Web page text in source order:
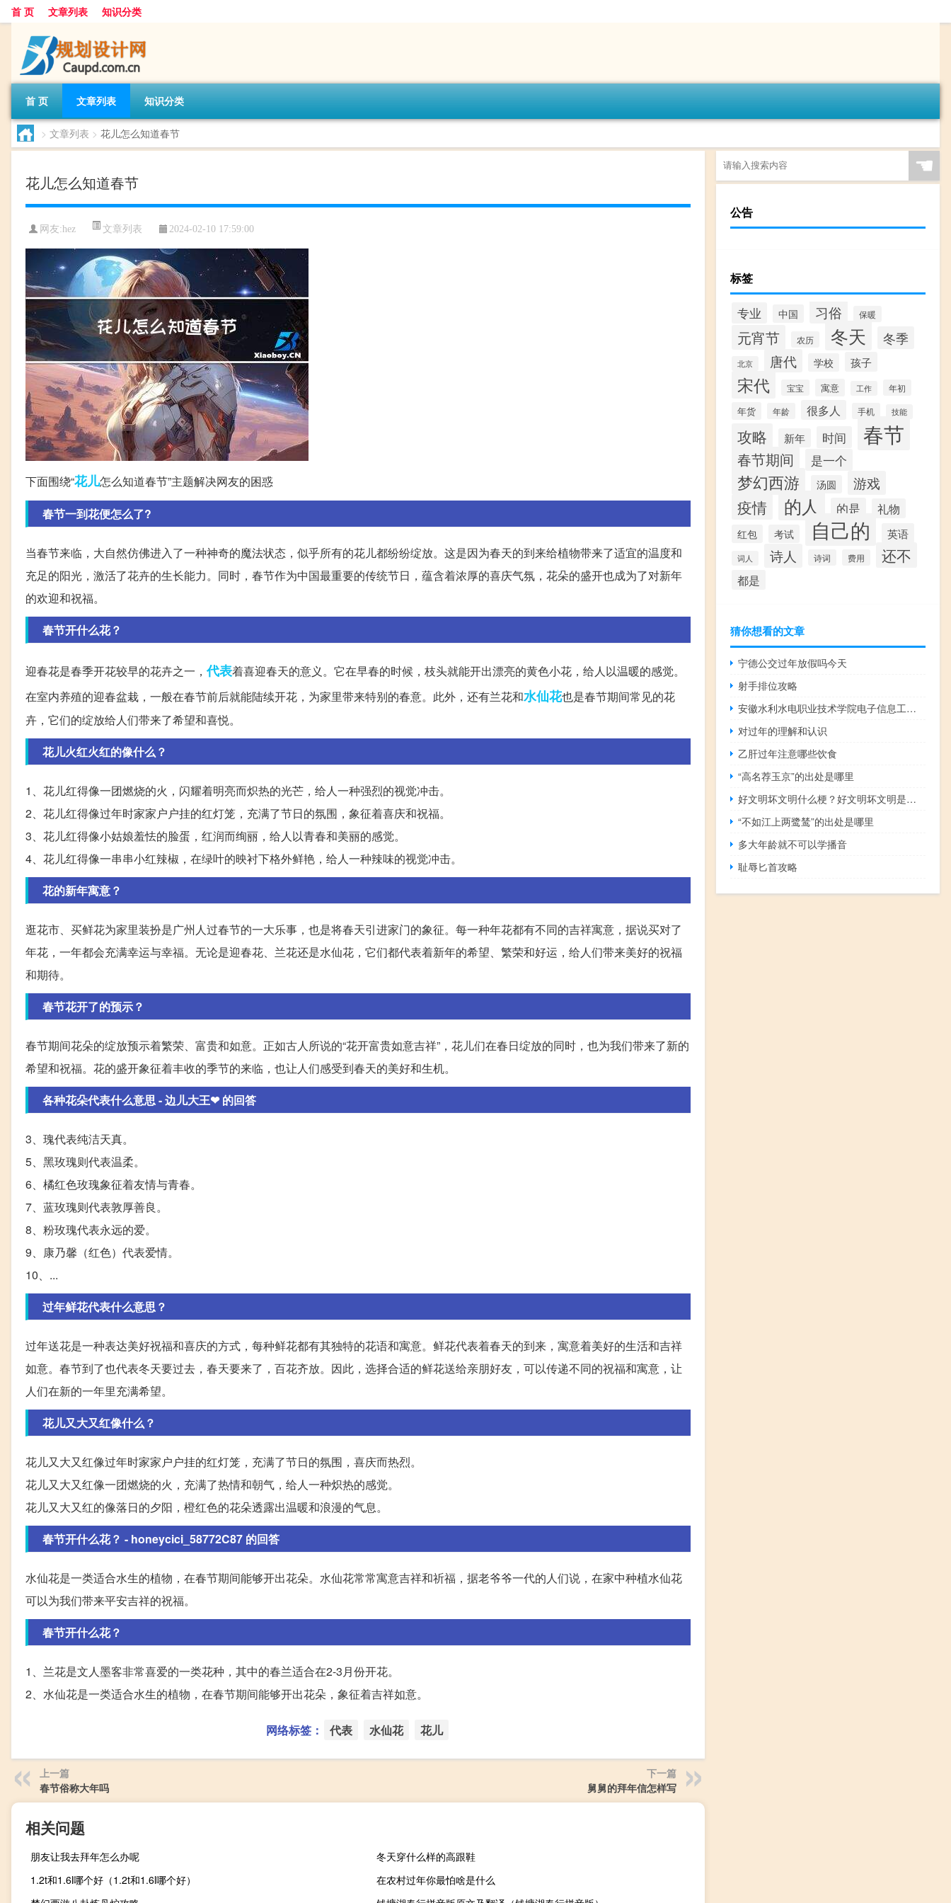
首 页 文章列表 知识分类
首 页 文章列表 知识分类
> 文章列表 > 花儿怎么知道春节
花儿怎么知道春节
网友:hez 文章列表 2024-02-10 17:59:00
下面围绕“花儿怎么知道春节”主题解决网友的困惑
春节一到花便怎么了?
当春节来临，大自然仿佛进入了一种神奇的魔法状态，似乎所有的花儿都纷纷绽放。这是因为春天的到来给植物带来了适宜的温度和
充足的阳光，激活了花卉的生长能力。同时，春节作为中国最重要的传统节日，蕴含着浓厚的喜庆气氛，花朵的盛开也成为了对新年
的欢迎和祝福。
春节开什么花？
迎春花是春季开花较早的花卉之一，代表着喜迎春天的意义。它在早春的时候，枝头就能开出漂亮的黄色小花，给人以温暖的感觉。
在室内养殖的迎春盆栽，一般在春节前后就能陆续开花，为家里带来特别的春意。此外，还有兰花和水仙花也是春节期间常见的花
卉，它们的绽放给人们带来了希望和喜悦。
花儿火红火红的像什么？
1、花儿红得像一团燃烧的火，闪耀着明亮而炽热的光芒，给人一种强烈的视觉冲击。
2、花儿红得像过年时家家户户挂的红灯笼，充满了节日的氛围，象征着喜庆和祝福。
3、花儿红得像小姑娘羞怯的脸蛋，红润而绚丽，给人以青春和美丽的感觉。
4、花儿红得像一串串小红辣椒，在绿叶的映衬下格外鲜艳，给人一种辣味的视觉冲击。
花的新年寓意？
逛花市、买鲜花为家里装扮是广州人过春节的一大乐事，也是将春天引进家门的象征。每一种年花都有不同的吉祥寓意，据说买对了
年花，一年都会充满幸运与幸福。无论是迎春花、兰花还是水仙花，它们都代表着新年的希望、繁荣和好运，给人们带来美好的祝福
和期待。
春节花开了的预示？
春节期间花朵的绽放预示着繁荣、富贵和如意。正如古人所说的“花开富贵如意吉祥”，花儿们在春日绽放的同时，也为我们带来了新的
希望和祝福。花的盛开象征着丰收的季节的来临，也让人们感受到春天的美好和生机。
各种花朵代表什么意思 - 边儿大王❤ 的回答
3、瑰代表纯洁天真。
5、黑玫瑰则代表温柔。
6、橘红色玫瑰象征着友情与青春。
7、蓝玫瑰则代表敦厚善良。
8、粉玫瑰代表永远的爱。
9、康乃馨（红色）代表爱情。
10、...
过年鲜花代表什么意思？
过年送花是一种表达美好祝福和喜庆的方式，每种鲜花都有其独特的花语和寓意。鲜花代表着春天的到来，寓意着美好的生活和吉祥
如意。春节到了也代表冬天要过去，春天要来了，百花齐放。因此，选择合适的鲜花送给亲朋好友，可以传递不同的祝福和寓意，让
人们在新的一年里充满希望。
花儿又大又红像什么？
花儿又大又红像过年时家家户户挂的红灯笼，充满了节日的氛围，喜庆而热烈。
花儿又大又红像一团燃烧的火，充满了热情和朝气，给人一种炽热的感觉。
花儿又大又红的像落日的夕阳，橙红色的花朵透露出温暖和浪漫的气息。
春节开什么花？ - honeycici_58772C87 的回答
水仙花是一类适合水生的植物，在春节期间能够开出花朵。水仙花常常寓意吉祥和祈福，据老爷爷一代的人们说，在家中种植水仙花
可以为我们带来平安吉祥的祝福。
春节开什么花？
1、兰花是文人墨客非常喜爱的一类花种，其中的春兰适合在2-3月份开花。
2、水仙花是一类适合水生的植物，在春节期间能够开出花朵，象征着吉祥如意。
网络标签： 代表 水仙花 花儿
上一篇
春节俗称大年吗
下一篇
舅舅的拜年信怎样写
相关问题
朋友让我去拜年怎么办呢
冬天穿什么样的高跟鞋
1.2t和1.6l哪个好（1.2t和1.6l哪个好）
在农村过年你最怕啥是什么
☚
公告
标签
专业 中国 习俗 保暖
元宵节 农历 冬天 冬季
北京 唐代 学校 孩子
宋代 宝宝 寓意 工作 年初
年货 年龄 很多人 手机 技能
攻略 新年 时间 春节
春节期间 是一个
梦幻西游 汤圆 游戏
疫情 的人 的是 礼物
红包 考试 自己的 英语
词人 诗人 诗词 费用 还不
都是
猜你想看的文章
宁德公交过年放假吗今天
射手排位攻略
安徽水利水电职业技术学院电子信息工程系(关于安徽水利水电职业技术学院电子信息工程系简述)
对过年的理解和认识
乙肝过年注意哪些饮食
“高名荐玉京”的出处是哪里
好文明坏文明什么梗？好文明坏文明是什么意思什么梗
“不如江上两鹭鸶”的出处是哪里
多大年龄就不可以学播音
耻辱匕首攻略